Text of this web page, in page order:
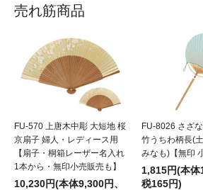
売れ筋商品
FU-570 上唐木中彫 大短地 桜
京扇子 婦人・レディース用
【扇子・桐箱レーザー名入れ
1本から・無印小売販売も】
10,230円(本体9,300円、
FU-8026 さざ
竹うちわ柄長(
みなも)【無印
1,815円(本体
税165円)